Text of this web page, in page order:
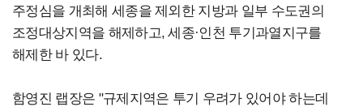
주정심을 개최해 세종을 제외한 지방과 일부 수도권의
조정대상지역을 해제하고, 세종·인천 투기과열지구를
해제한 바 있다.
함영진 랩장은 "규제지역은 투기 우려가 있어야 하는데